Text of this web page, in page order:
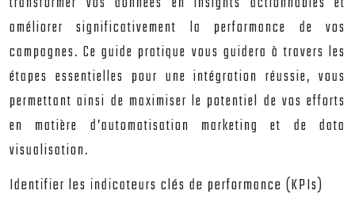
améliorer significativement la performance de vos
campagnes. Ce guide pratique vous guidera à travers les
étapes essentielles pour une intégration réussie, vous
permettant ainsi de maximiser le potentiel de vos efforts
en matière d’automatisation marketing et de data
visualisation.
Identifier les indicateurs clés de performance (KPIs)